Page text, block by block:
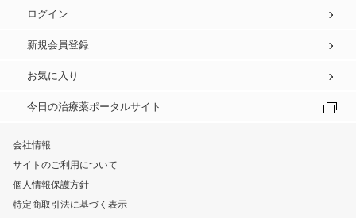
ログイン
新規会員登録
お気に入り
今日の治療薬ポータルサイト
会社情報
サイトのご利用について
個人情報保護方針
特定商取引法に基づく表示